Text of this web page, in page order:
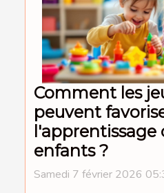
Comment les
peuvent
l'apprentissage
enfants ?
Samedi 7 février 2026